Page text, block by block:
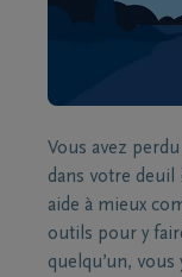
Vous avez
dans votre deuil
aide à mieux
outils pour y
quelqu’un,